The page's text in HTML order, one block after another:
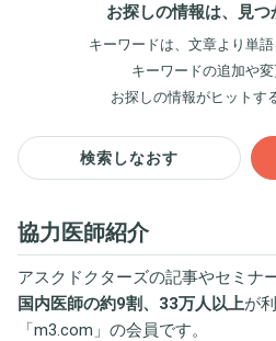
お探しの情報は、見つ
キーワードは、文章より単語
キーワードの追加や変
お探しの情報がヒットす
検索しなおす
協力医師紹介
アスクドクターズの記事やセミナ
国内医師の約9割、33万人以上が
「m3.com 」の会員です。